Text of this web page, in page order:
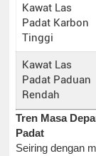
Kawat Las
Padat Karbon
Tinggi
Kawat Las
Padat Paduan
Rendah
Tren Masa
Padat
Seiring dengan